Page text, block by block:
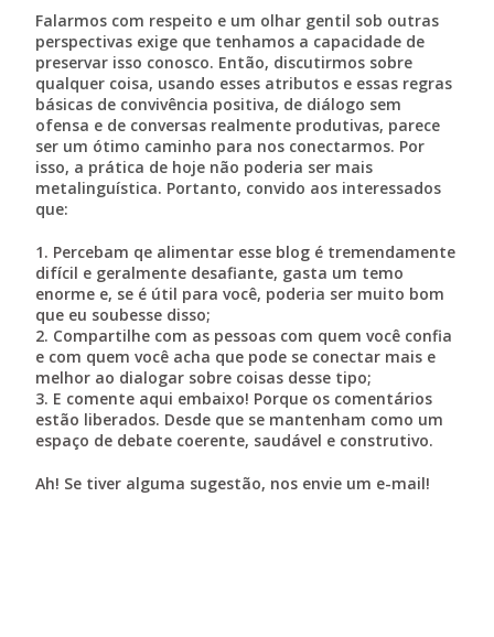
Falarmos com respeito e um olhar gentil sob outras
perspectivas exige que tenhamos a capacidade de
preservar isso conosco. Então, discutirmos sobre
qualquer coisa, usando esses atributos e essas regras
básicas de convivência positiva, de diálogo sem
ofensa e de conversas realmente produtivas, parece
ser um ótimo caminho para nos conectarmos. Por
isso, a prática de hoje não poderia ser mais
metalinguística. Portanto, convido aos interessados
que:
1. Percebam qe alimentar esse blog é tremendamente
difícil e geralmente desafiante, gasta um temo
enorme e, se é útil para você, poderia ser muito bom
que eu soubesse disso;
2. Compartilhe com as pessoas com quem você confia
e com quem você acha que pode se conectar mais e
melhor ao dialogar sobre coisas desse tipo;
3. E comente aqui embaixo! Porque os comentários
estão liberados. Desde que se mantenham como um
espaço de debate coerente, saudável e construtivo.
Ah! Se tiver alguma sugestão, nos envie um e-mail!